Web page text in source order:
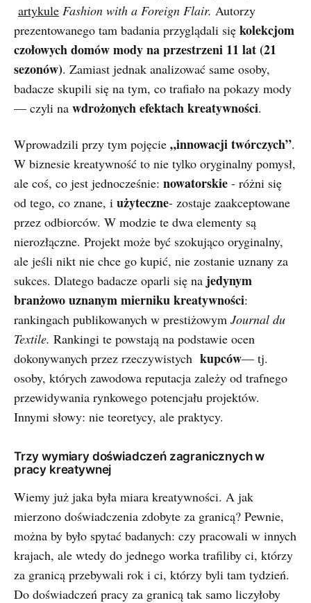
artykule Fashion with a Foreign Flair. Autorzy
prezentowanego tam badania przyglądali się kolekcjom
czołowych domów mody na przestrzeni 11 lat (21
sezonów). Zamiast jednak analizować same osoby,
badacze skupili się na tym, co trafiało na pokazy mody
— czyli na wdrożonych efektach kreatywności.
Wprowadzili przy tym pojęcie „innowacji twórczych”.
W biznesie kreatywność to nie tylko oryginalny pomysł,
ale coś, co jest jednocześnie: nowatorskie - różni się
od tego, co znane, i użyteczne- zostaje zaakceptowane
przez odbiorców. W modzie te dwa elementy są
nierozłączne. Projekt może być szokująco oryginalny,
ale jeśli nikt nie chce go kupić, nie zostanie uznany za
sukces. Dlatego badacze oparli się na jedynym
branżowo uznanym mierniku kreatywności:
rankingach publikowanych w prestiżowym Journal du
Textile. Rankingi te powstają na podstawie ocen
dokonywanych przez rzeczywistych kupców— tj.
osoby, których zawodowa reputacja zależy od trafnego
przewidywania rynkowego potencjału projektów.
Innymi słowy: nie teoretycy, ale praktycy.
Trzy wymiary doświadczeń zagranicznych w
pracy kreatywnej
Wiemy już jaka była miara kreatywności. A jak
mierzono doświadczenia zdobyte za granicą? Pewnie,
można by było spytać badanych: czy pracowali w innych
krajach, ale wtedy do jednego worka trafiliby ci, którzy
za granicą przebywali rok i ci, którzy byli tam tydzień.
Do doświadczeń pracy za granicą tak samo liczyłoby